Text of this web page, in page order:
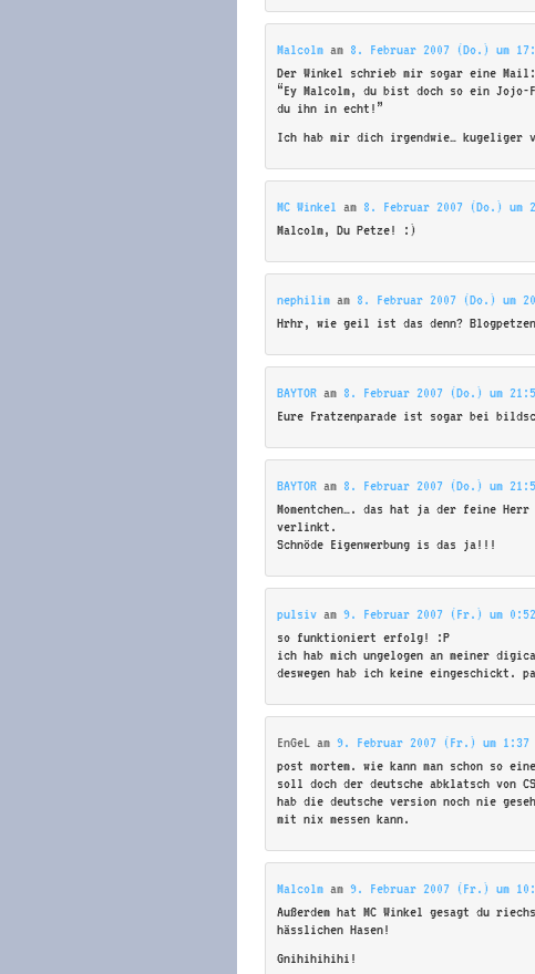
Malcolm am 8. Februar 2007 (Do.) um
Der Winkel schrieb mir sogar eine Mail:
“Ey Malcolm, du bist doch so ein
du ihn in echt!”
Ich hab mir dich irgendwie… kugeliger
MC Winkel am 8. Februar 2007 (Do.) um
Malcolm, Du Petze! :)
nephilim am 8. Februar 2007 (Do.) um
Hrhr, wie geil ist das denn?
BAYTOR am 8. Februar 2007 (Do.) um
Eure Fratzenparade ist sogar bei
BAYTOR am 8. Februar 2007 (Do.) um
Momentchen…. das hat ja der feine Herr
verlinkt.
Schnöde Eigenwerbung is das ja!!!
pulsiv am 9. Februar 2007 (Fr.) um 0:52
so funktioniert erfolg! :P
ich hab mich ungelogen an meiner
deswegen hab ich keine eingeschickt.
EnGeL am 9. Februar 2007 (Fr.) um 1:37
post mortem. wie kann man schon so
soll doch der deutsche abklatsch von
hab die deutsche version noch nie
mit nix messen kann.
Malcolm am 9. Februar 2007 (Fr.) um
Außerdem hat MC Winkel gesagt du
hässlichen Hasen!
Gnihihihihi!